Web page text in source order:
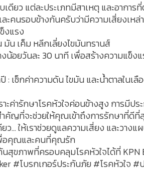
เดียว แต่ละประเภทมีสาเหตุ และอาการ
ะคนรอบข้างกันครับว่ามีความเสี่ยงเหล่
งแรง
มัน เค็ม หลีกเลี่ยงไขมันทรานส์
น้อยวันละ 30 นาที เพื่อสร้างความแข็ง
: เช็กค่าความดัน ไขมัน และน้ำตาลในเลื
ะค่ารักษาโรคหัวใจค่อนข้างสูง การมีป
คัญที่จะช่วยให้คุณเข้าถึงการรักษาที่ดีที่
ว... ให้เราช่วยดูแลความเสี่ยง และวางแ
อคุณและคนที่คุณรัก
สุขภาพที่ครอบคลุมโรคหัวใจได้ที่ KPN
#โบรกเกอร์ประกันภัย #โรคหัวใจ #